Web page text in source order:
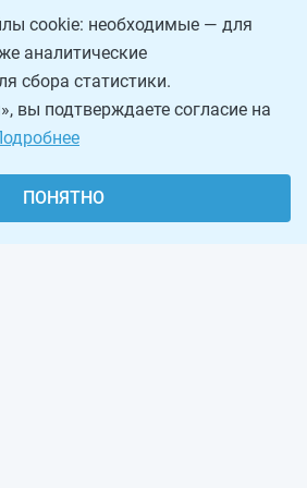
cookie: необходимые — для
аналитические
сбора статистики.
вы подтверждаете согласие на
ПОНЯТНО